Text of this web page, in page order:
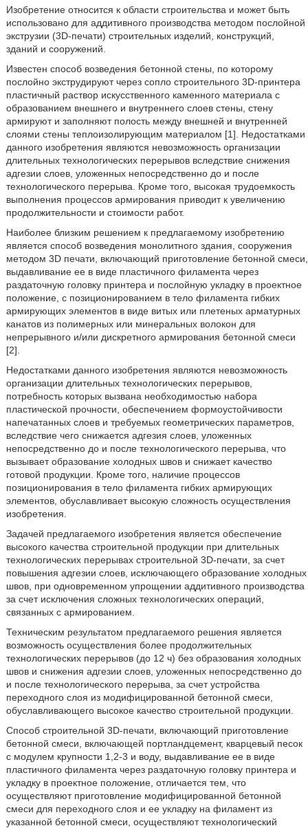
Изобретение относится к области строительства и может быть
использовано для аддитивного производства методом послойной
экструзии (3D-печати) строительных изделий, конструкций,
зданий и сооружений.
Известен способ возведения бетонной стены, по которому
послойно экструдируют через сопло строительного 3D-принтера
пластичный раствор искусственного каменного материала с
образованием внешнего и внутреннего слоев стены, стену
армируют и заполняют полость между внешней и внутренней
слоями стены теплоизолирующим материалом [1]. Недостатками
данного изобретения являются невозможность организации
длительных технологических перерывов вследствие снижения
адгезии слоев, уложенных непосредственно до и после
технологического перерыва. Кроме того, высокая трудоемкость
выполнения процессов армирования приводит к увеличению
продолжительности и стоимости работ.
Наиболее близким решением к предлагаемому изобретению
является способ возведения монолитного здания, сооружения
методом 3D печати, включающий приготовление бетонной смеси,
выдавливание ее в виде пластичного филамента через
раздаточную головку принтера и послойную укладку в проектное
положение, с позиционированием в тело филамента гибких
армирующих элементов в виде витых или плетеных арматурных
канатов из полимерных или минеральных волокон для
непрерывного и/или дискретного армирования бетонной смеси
[2].
Недостатками данного изобретения являются невозможность
организации длительных технологических перерывов,
потребность которых вызвана необходимостью набора
пластической прочности, обеспечением формоустойчивости
напечатанных слоев и требуемых геометрических параметров,
вследствие чего снижается адгезия слоев, уложенных
непосредственно до и после технологического перерыва, что
вызывает образование холодных швов и снижает качество
готовой продукции. Кроме того, наличие процессов
позиционирования в тело филамента гибких армирующих
элементов, обуславливает высокую сложность осуществления
изобретения.
Задачей предлагаемого изобретения является обеспечение
высокого качества строительной продукции при длительных
технологических перерывах строительной 3D-печати, за счет
повышения адгезии слоев, исключающего образование холодных
швов, при одновременном упрощении аддитивного производства
за счет исключения сложных технологических операций,
связанных с армированием.
Техническим результатом предлагаемого решения является
возможность осуществления более продолжительных
технологических перерывов (до 12 ч) без образования холодных
швов и снижения адгезии слоев, уложенных непосредственно до
и после технологического перерыва, за счет устройства
переходного слоя из модифицированной бетонной смеси,
обуславливающего высокое качество строительной продукции.
Способ строительной 3D-печати, включающий приготовление
бетонной смеси, включающей портландцемент, кварцевый песок
с модулем крупности 1,2-3 и воду, выдавливание ее в виде
пластичного филамента через раздаточную головку принтера и
укладку в проектное положение, отличается тем, что
осуществляют приготовление модифицированной бетонной
смеси для переходного слоя и ее укладку на филамент из
указанной бетонной смеси, осуществляют технологический